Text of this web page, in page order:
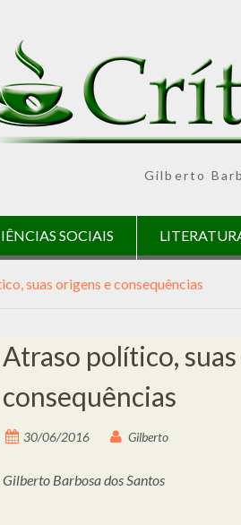
Gilberto
SOCIAIS
suas origens e consequências
Atraso político,
consequências
30/06/2016 Gilberto
Gilberto Barbosa dos Santos